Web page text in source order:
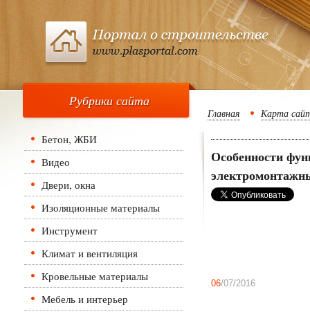
Рубрики сайта
Бетон, ЖБИ
Видео
Двери, окна
Изоляционные материалы
Инструмент
Климат и вентиляция
Кровельные материалы
Мебель и интерьер
Главная Карта
Особенности
06/07/2016